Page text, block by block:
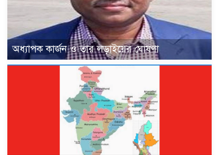
অধ্যাপক কার্জন ও তার লড়াইয়ের ঘোষণা